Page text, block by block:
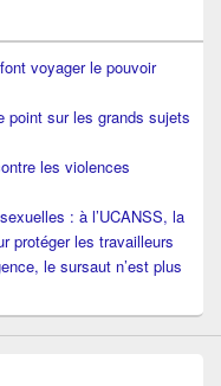
voyager le pouvoir
point sur les grands sujets
les violences
: à l’UCANSS, la
protéger les travailleurs
le sursaut n’est plus